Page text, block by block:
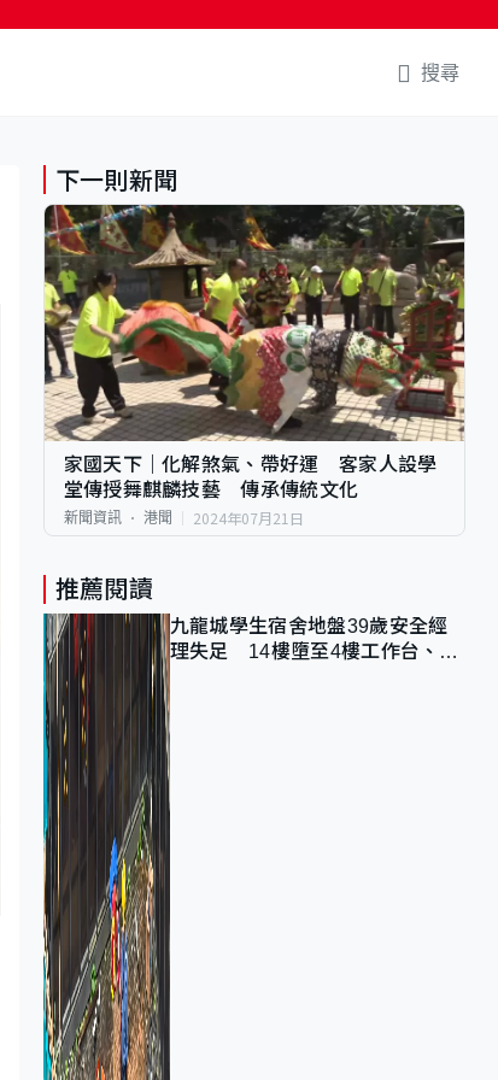
搜尋
下一則新聞
家國天下｜化解煞氣、帶好運 客家人設學
堂傳授舞麒麟技藝 傳承傳統文化
新聞資訊 港聞 2024年07月21日
推薦閱讀
九龍城學生宿舍地盤39歲安全經
理失足 14樓墮至4樓工作台、送